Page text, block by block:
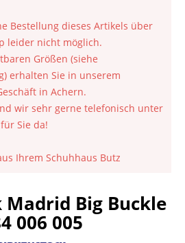
Bestellung dieses Artikels über
leider nicht möglich.
Größen (siehe
erhalten Sie in unserem
in Achern.
wir sehr gerne telefonisch unter
für Sie da!
Ihrem Schuhhaus Butz
Big Buckle
006 005